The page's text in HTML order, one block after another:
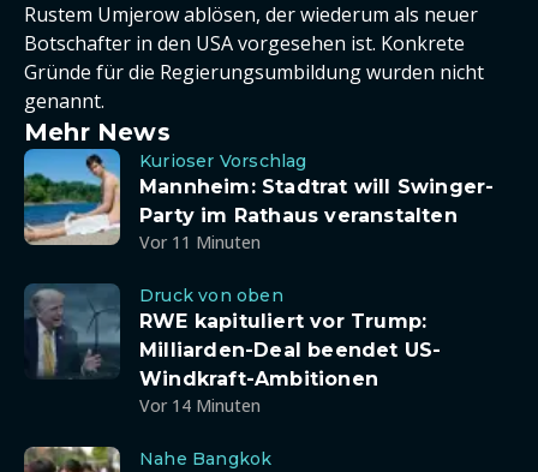
Rustem Umjerow ablösen, der wiederum als neuer
Botschafter in den USA vorgesehen ist. Konkrete
Gründe für die Regierungsumbildung wurden nicht
genannt.
Mehr News
Kurioser Vorschlag
Mannheim: Stadtrat will Swinger-
Party im Rathaus veranstalten
Vor 11 Minuten
Druck von oben
RWE kapituliert vor Trump:
Milliarden-Deal beendet US-
Windkraft-Ambitionen
Vor 14 Minuten
Nahe Bangkok